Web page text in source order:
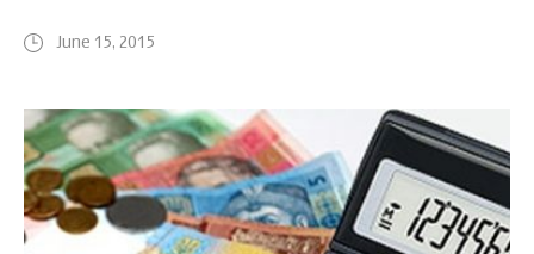
June 15, 2015